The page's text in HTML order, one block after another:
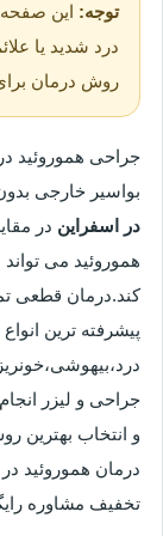
توجه: این
درد شدید یا
روش درمان
جراحی هموروئید
بواسیر خارجی
در اسفراین در
هموروئید می
کند.درمان قطعی
پیشرفته ترین
جراحی و لیزر
و انتخاب بهترین
درمان هموروئید
تخفیف مشاوره